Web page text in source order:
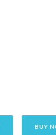
BUY